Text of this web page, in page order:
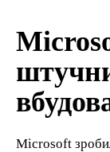
Microsoft